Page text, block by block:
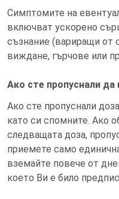
Симптомите на
включват ускорено
съзнание (вариращи от
виждане, гърчове или
Ако сте пропуснали
Ако сте пропуснали
като си спомните. Ако
следващата доза,
приемете само
вземайте повече от
което Ви е било